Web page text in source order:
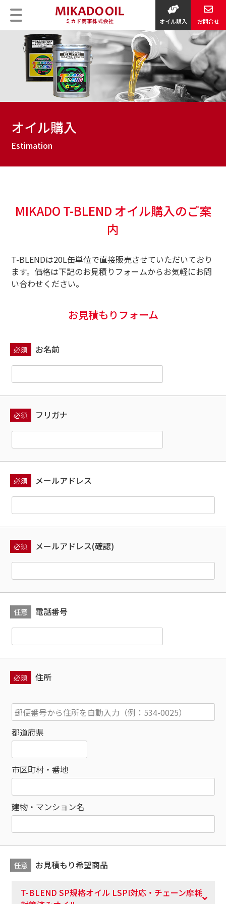
オイル購入 お問合せ
オイル購入
MIKADO T-BLEND オイル購入のご案
内
T-BLENDは20L缶単位で直接販売させていただいており
ます。 価格は下記のお見積りフォームからお気軽にお問
い合わせください。
お見積もりフォーム
必須 お名前
必須 フリガナ
必須 メールアドレス
必須 メールアドレス(確認)
任意 電話番号
必須 住所
都道府県
市区町村・番地
建物・マンション名
任意 お見積もり希望商品
T-BLEND SP規格オイル LSPI対応・チェーン摩耗